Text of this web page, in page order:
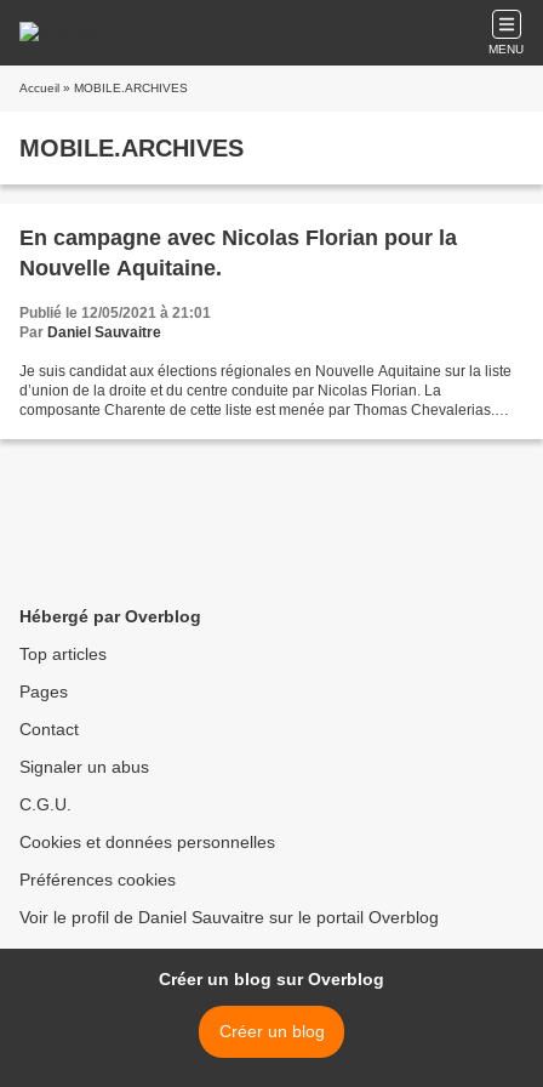
MENU
Accueil » MOBILE.ARCHIVES
MOBILE.ARCHIVES
En campagne avec Nicolas Florian pour la
Nouvelle Aquitaine.
Publié le 12/05/2021 à 21:01
Par Daniel Sauvaitre
Je suis candidat aux élections régionales en Nouvelle Aquitaine sur la liste
d’union de la droite et du centre conduite par Nicolas Florian. La
composante Charente de cette liste est menée par Thomas Chevalerias.
Hébergé par Overblog
Top articles
Pages
Contact
Signaler un abus
C.G.U.
Cookies et données personnelles
Préférences cookies
Voir le profil de Daniel Sauvaitre sur le portail Overblog
Créer un blog sur Overblog
Créer un blog